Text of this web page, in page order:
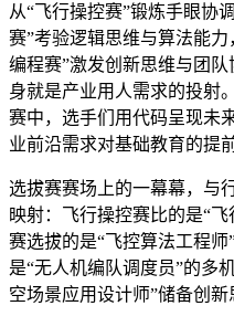
从“飞行操控赛”锻炼手眼协
赛”考验逻辑思维与算法能
编程赛”激发创新思维与团
身就是产业用人需求的投射
赛中，选手们用代码呈现未
业前沿需求对基础教育的提前
选拔赛赛场上的一幕幕，与
映射：飞行操控赛比的是“
赛选拔的是“飞控算法工程
是“无人机编队调度员”的多
空场景应用设计师”储备创新